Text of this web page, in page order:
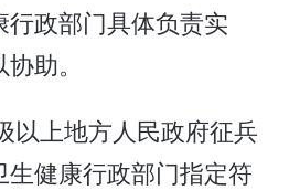
政部门具体负责实
助。
以上地方人民政府征兵
生健康行政部门指定符